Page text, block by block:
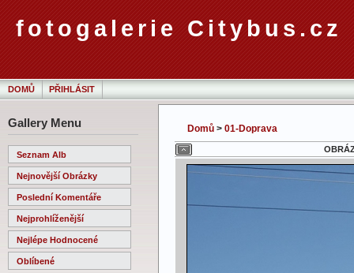
fotogalerie Citybus.cz
DOMŮ PŘIHLÁSIT
Gallery Menu
Seznam Alb
Nejnovější Obrázky
Poslední Komentáře
Nejprohlíženější
Nejlépe Hodnocené
Oblíbené
Domů > 01-Doprava